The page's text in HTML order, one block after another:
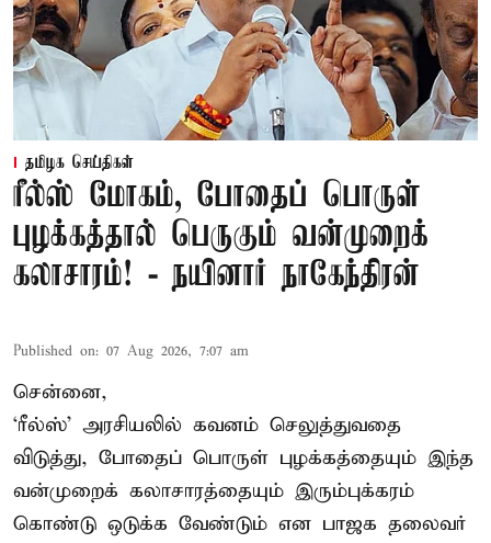
தமிழக செய்திகள்
ரீல்ஸ் மோகம், போதைப் பொருள்
புழக்கத்தால் பெருகும் வன்முறைக்
கலாசாரம்! - நயினார் நாகேந்திரன்
Published on: 07 Aug 2026, 7:07 am
சென்னை,
‘ரீல்ஸ்’ அரசியலில் கவனம் செலுத்துவதை
விடுத்து, போதைப் பொருள் புழக்கத்தையும் இந்த
வன்முறைக் கலாசாரத்தையும் இரும்புக்கரம்
கொண்டு ஒடுக்க வேண்டும் என பாஜக தலைவர்